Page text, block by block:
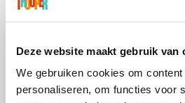
Deze website maakt gebruik van
We gebruiken cookies om
personaliseren, om functies voor
Prijsvrij
Vidaxl Lampenlicht.be